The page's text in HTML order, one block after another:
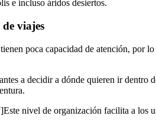
e incluso áridos desiertos.
viajes
poca capacidad de atención, por
a decidir a dónde quieren ir dentro
nivel de organización facilita a los